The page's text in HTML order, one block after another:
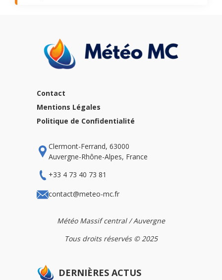
Contact
Mentions Légales
Politique de Confidentialité
Clermont-Ferrand, 63000
Auvergne-Rhône-Alpes, France
+33 4 73 40 73 81
contact@meteo-mc.fr
Météo Massif central / Auvergne
Tous droits réservés © 2025
DERNIÈRES ACTUS